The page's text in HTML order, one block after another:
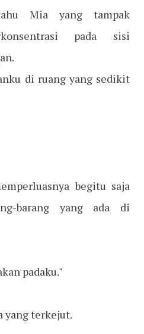
Mia yang tampak
pada sisi
di ruang yang sedikit
begitu saja
barang yang ada di
padaku."
yang terkejut.